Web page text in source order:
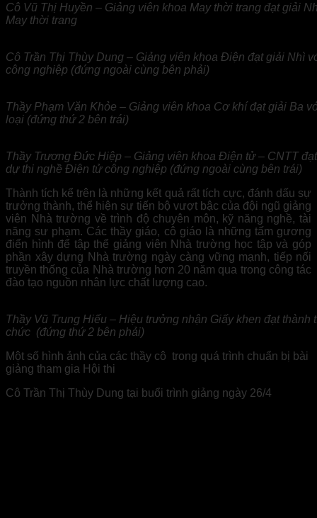
Cô Vũ Thị Huyền – Giảng viên khoa May thời trang đạt giải
May thời trang
Cô Trần Thị Thùy Dung – Giảng viên khoa Điện đạt giải Nhì
công nghiệp (đứng ngoài cùng bên phải)
Thầy Phạm Văn Khỏe – Giảng viên khoa Cơ khí đạt giải Ba
loại (đứng thứ 2 bên trái)
Thầy Trương Đức Hiệp – Giảng viên khoa Điện tử – CNTT
dự thi nghề Điện tử công nghiệp (đứng ngoài cùng bên trái)
Thành tích kể trên là những kết quả rất tích cực, đánh dấu sự
trưởng thành, thể hiện sự tiến bộ vượt bậc của đội ngũ giảng
viên Nhà trường về trình độ chuyên môn, kỹ năng nghề, tài
năng sư phạm. Các thầy giáo, cô giáo là những tấm gương
điển hình để tập thể giảng viên Nhà trường học tập và góp
phần xây dựng Nhà trường ngày càng vững mạnh, tiếp nối
truyền thống của Nhà trường hơn 20 năm qua trong công tác
đào tạo nguồn nhân lực chất lượng cao.
Thầy Vũ Trung Hiếu – Hiệu trưởng nhận Giấy khen đạt thành
chức (đứng thứ 2 bên phải)
Một số hình ảnh của các thầy cô trong quá trình chuẩn bị bài
giảng tham gia Hội thi
Cô Trần Thị Thùy Dung tại buổi trình giảng ngày 26/4